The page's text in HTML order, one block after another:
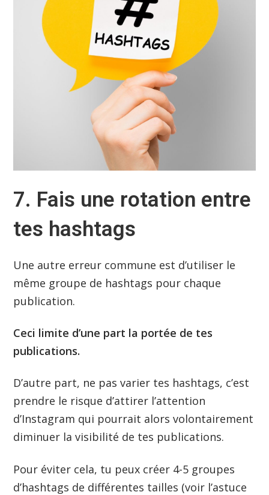
7. Fais une rotation entre
tes hashtags
Une autre erreur commune est d’utiliser le
même groupe de hashtags pour chaque
publication.
Ceci limite d’une part la portée de tes
publications.
D’autre part, ne pas varier tes hashtags, c’est
prendre le risque d’attirer l’attention
d’Instagram qui pourrait alors volontairement
diminuer la visibilité de tes publications.
Pour éviter cela, tu peux créer 4-5 groupes
d’hashtags de différentes tailles (voir l’astuce